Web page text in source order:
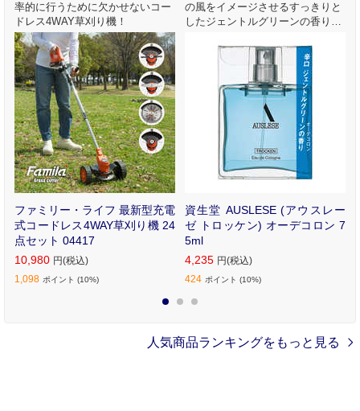
率的に行うために欠かせないコー
ドレス4WAY草刈り機！
ファミリー・ライフ 最新型充電
式コードレス4WAY草刈り機 24
点セット 04417
10,980 円(税込)
1,098 ポイント (10%)
の風をイメージさせるすっきりと
したジェントルグリーンの香りで
資生堂 AUSLESE (アウスレー
ゼ トロッケン) オーデコロン 7
5ml
4,235 円(税込)
424 ポイント (10%)
人気商品ランキングをもっと見る